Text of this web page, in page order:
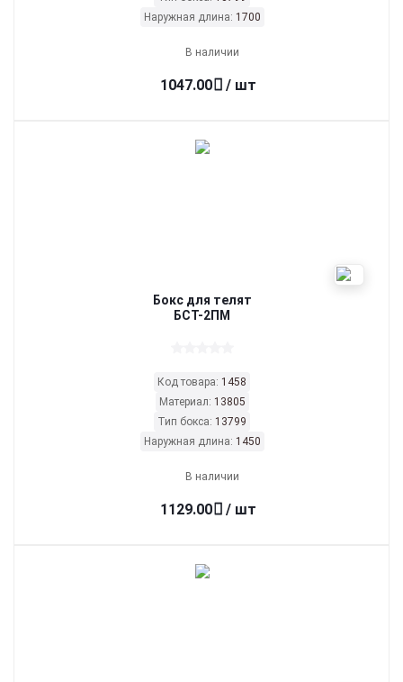
Наружная длина: 1700
В наличии
1047.00 / шт
Бокс для телят
БСТ-2ПМ
Код товара: 1458
Материал: 13805
Тип бокса: 13799
Наружная длина: 1450
В наличии
1129.00 / шт